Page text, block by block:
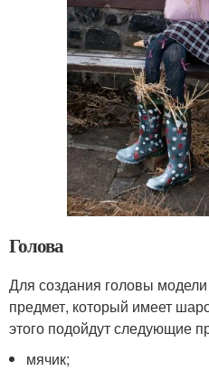
Голова
Для создания головы модели
предмет, который имеет
этого подойдут следующие
мячик;